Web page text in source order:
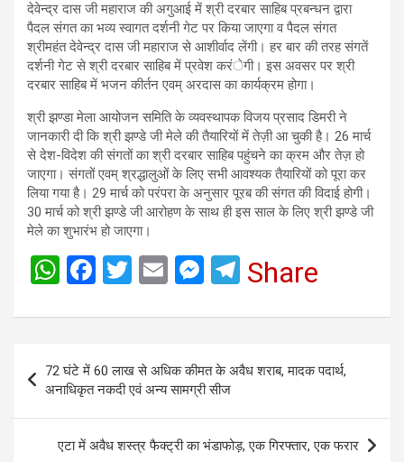
देवेन्द्र दास जी महाराज की अगुआई में श्री दरबार साहिब प्रबन्धन द्वारा
पैदल संगत का भव्य स्वागत दर्शनी गेट पर किया जाएगा व पैदल संगत
श्रीमहंत देवेन्द्र दास जी महाराज से आशीर्वाद लेंगी। हर बार की तरह संगतें
दर्शनी गेट से श्री दरबार साहिब में प्रवेश करंेगी। इस अवसर पर श्री
दरबार साहिब में भजन कीर्तन एवम् अरदास का कार्यक्रम होगा।
श्री झण्डा मेला आयोजन समिति के व्यवस्थापक विजय प्रसाद डिमरी ने
जानकारी दी कि श्री झण्डे जी मेले की तैयारियों में तेज़ी आ चुकी है। 26 मार्च
से देश-विदेश की संगतों का श्री दरबार साहिब पहुंचने का क्रम और तेज़ हो
जाएगा। संगतों एवम् श्रद्धालुओं के लिए सभी आवश्यक तैयारियों को पूरा कर
लिया गया है। 29 मार्च को परंपरा के अनुसार पूरब की संगत की विदाई होगी।
30 मार्च को श्री झण्डे जी आरोहण के साथ ही इस साल के लिए श्री झण्डे जी
मेले का शुभारंभ हो जाएगा।
W
at
s
A
p
p
F
ce
b
o
o
k
T
tt
er
E
ail
M
se
n
g
er
T
e
gr
a
m
Share
navigation
72 घंटे में 60 लाख से अधिक कीमत के अवैध शराब, मादक पदार्थ,
अनाधिकृत नकदी एवं अन्य सामग्री सीज
एटा में अवैध शस्त्र फैक्ट्री का भंडाफोड़, एक गिरफ्तार, एक फरार